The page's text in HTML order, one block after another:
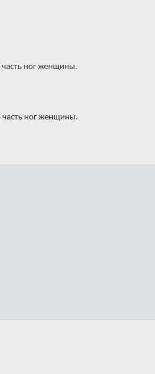
часть ног женщины.
часть ног женщины.